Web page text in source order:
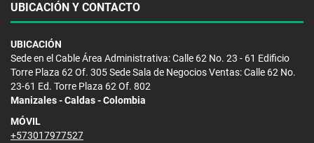
UBICACIÓN Y CONTACTO
UBICACIÓN
Sede en el Cable Área Administrativa: Calle 62 No. 23 - 61 Edificio
Torre Plaza 62 Of. 305 Sede Sala de Negocios Ventas: Calle 62 No.
23-61 Ed. Torre Plaza 62 Of. 802
Manizales - Caldas - Colombia
MÓVIL
+573017977527